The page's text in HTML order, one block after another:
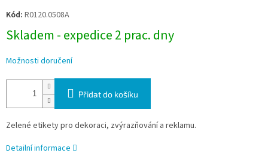
Měrná
cena:
Kód: R0120.0508A
Skladem - expedice 2 prac. dny
Možnosti doručení
Přidat do košíku
Zelené etikety pro dekoraci, zvýrazňování a reklamu.
Detailní informace